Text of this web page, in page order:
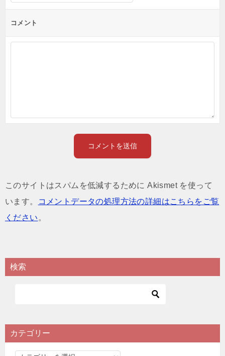
コメント
このサイトはスパムを低減するために Akismet を使って
います。
コメントデータの処理方法の詳細はこちらをご覧
ください 。
検索
カテゴリー